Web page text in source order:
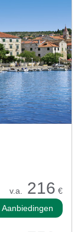
v.a. 216 €
Aanbiedingen